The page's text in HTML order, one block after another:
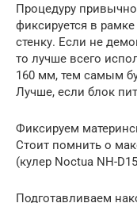
Процедуру
фиксируется в
стенку. Если не
то лучше всего
160 мм, тем самым
Лучше, если блок
Фиксируем
Стоит помнить о
(кулер Noctua NH-
Подготавливаем